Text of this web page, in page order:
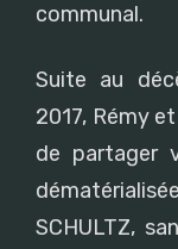
communal.
Suite au
2017, Rémy
de partager
SCHULTZ,